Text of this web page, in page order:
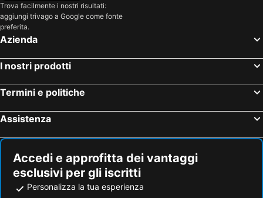
Trova facilmente i nostri risultati:
aggiungi trivago a Google come fonte
preferita.
Azienda
I nostri prodotti
Termini e politiche
Assistenza
Accedi e approfitta dei vantaggi
esclusivi per gli iscritti
Personalizza la tua esperienza